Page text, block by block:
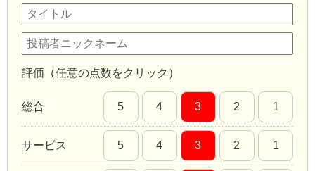
評価（任意の点数をクリック）
総合 5 4 3 2 1
サービス 5 4 3 2 1